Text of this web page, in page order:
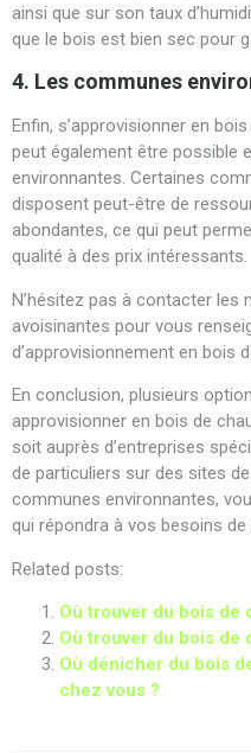
ainsi que sur son taux
que le bois est bien sec pour
4. Les communes
Enfin, s’approvisionner en
peut également être possible
environnantes. Certaines
disposent peut-être de
abondantes, ce qui peut
qualité à des prix intéressants.
N’hésitez pas à contacter les
avoisinantes pour vous
d’approvisionnement en bois
En conclusion, plusieurs
approvisionner en bois de
soit auprès d’entreprises
de particuliers sur des sites
communes environnantes,
qui répondra à vos besoins
Related posts:
Où trouver du bois de
Où trouver du bois de
Où dénicher du bois
chez vous ?